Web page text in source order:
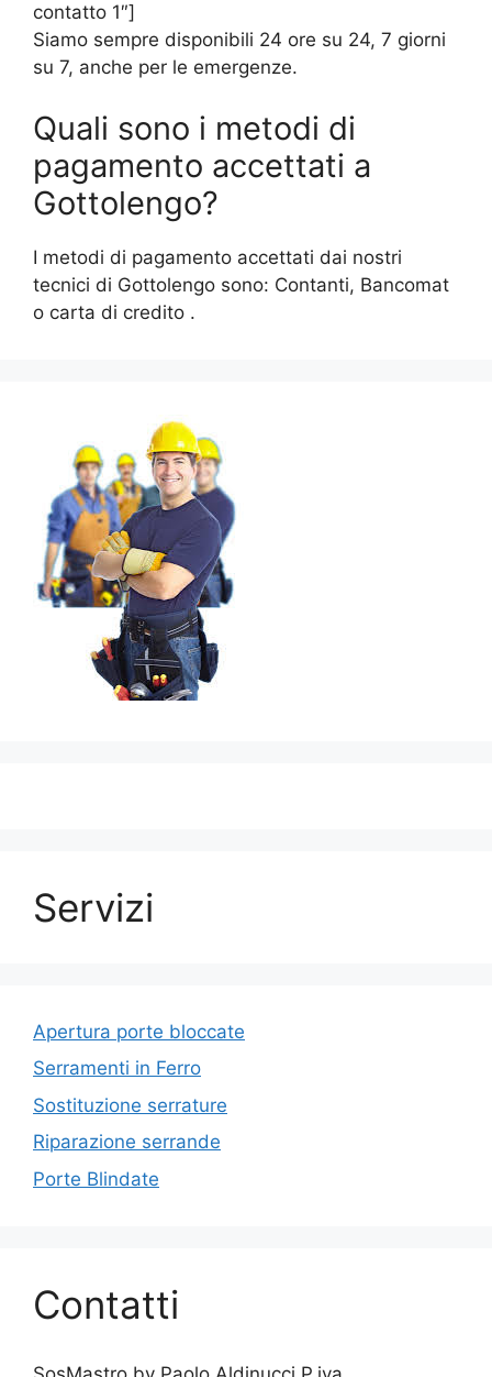
contatto 1″]
Siamo sempre disponibili 24 ore su 24, 7 giorni
su 7, anche per le emergenze.
Quali sono i metodi di
pagamento accettati a
Gottolengo?
I metodi di pagamento accettati dai nostri
tecnici di Gottolengo sono: Contanti, Bancomat
o carta di credito .
Servizi
Apertura porte bloccate
Serramenti in Ferro
Sostituzione serrature
Riparazione serrande
Porte Blindate
Contatti